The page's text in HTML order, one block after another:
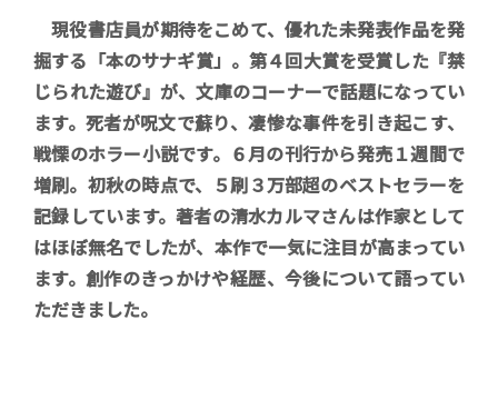
現役書店員が期待をこめて、優れた未発表作品を発
掘する「本のサナギ賞」。第４回大賞を受賞した『禁
じられた遊び』が、文庫のコーナーで話題になってい
ます。死者が呪文で蘇り、凄惨な事件を引き起こす、
戦慄のホラー小説です。６月の刊行から発売１週間で
増刷。初秋の時点で、５刷３万部超のベストセラーを
記録しています。著者の清水カルマさんは作家として
はほぼ無名でしたが、本作で一気に注目が高まってい
ます。創作のきっかけや経歴、今後について語ってい
ただきました。